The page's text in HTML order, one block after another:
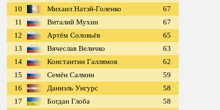
10
Михаил Натэй-Голенко
67
11
Виталий Мухин
67
12
Артём Соловьёв
65
13
Вячеслав Величко
63
14
Константин Галлямов
62
15
Семён Салмин
59
16
Даниэль Унгурс
58
17
Богдан Глоба
58